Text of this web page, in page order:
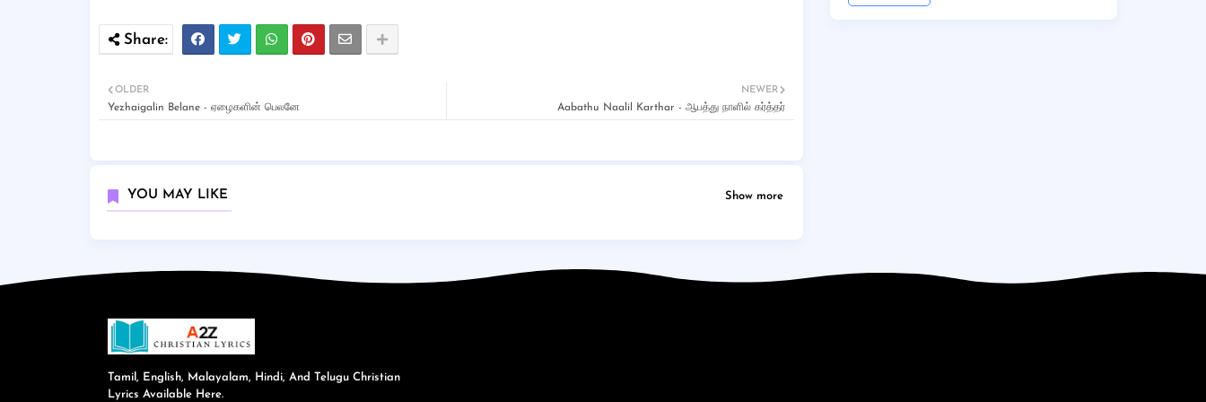
NEWER
Aabathu Naalil Karthar - ஆபத்து நாளில் கர்த்தர்
OLDER
Yezhaigalin Belane - ஏழைகளின் பெலனே
YOU MAY LIKE Show more
Tamil, English, Malayalam, Hindi, And Telugu Christian
Lyrics Available Here.